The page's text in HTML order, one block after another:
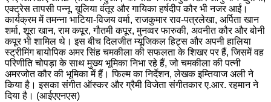
एक्ट्रेस तापसी पन्नू, यूलिया वंतूर और गायिका हर्षदीप कौर भी नजर आईं।
कार्यक्रम में तमन्ना भाटिया-विजय वर्मा, राजकुमार राव-पत्रलेखा, अर्पिता खान
शर्मा, शूरा खान, राम कपूर, गौतमी कपूर, मुनव्वर फारुकी, अवनीत कौर और बोनी
कपूर भी शामिल थे। इस बीच दिलजीत म्यूजिकल हिट्स और अपनी हालिया
स्ट्रीमिंग बायोपिक अमर सिंह चमकीला की सफलता के शिखर पर हैं, जिसमें वह
परिणीति चोपड़ा के साथ मुख्य भूमिका निभा रहे हैं, जो चमकीला की पत्नी
अमरजोत कौर की भूमिका में हैं। फिल्म का निर्देशन, लेखक इम्तियाज अली ने
किया है। इसका संगीत ऑस्कर और ग्रैमी विजेता संगीतकार ए.आर. रहमान ने
दिया है। (आईएएनएस)